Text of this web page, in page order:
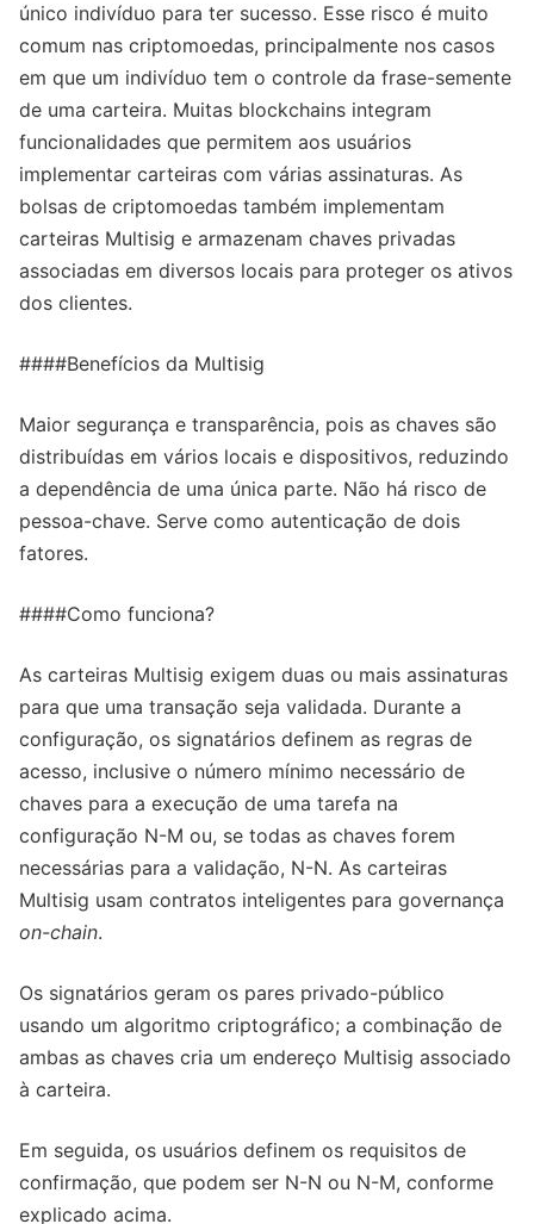
único indivíduo para ter sucesso. Esse risco é muito
comum nas criptomoedas, principalmente nos casos
em que um indivíduo tem o controle da frase-semente
de uma carteira. Muitas blockchains integram
funcionalidades que permitem aos usuários
implementar carteiras com várias assinaturas. As
bolsas de criptomoedas também implementam
carteiras Multisig e armazenam chaves privadas
associadas em diversos locais para proteger os ativos
dos clientes.
####Benefícios da Multisig
Maior segurança e transparência, pois as chaves são
distribuídas em vários locais e dispositivos, reduzindo
a dependência de uma única parte. Não há risco de
pessoa-chave. Serve como autenticação de dois
fatores.
####Como funciona?
As carteiras Multisig exigem duas ou mais assinaturas
para que uma transação seja validada. Durante a
configuração, os signatários definem as regras de
acesso, inclusive o número mínimo necessário de
chaves para a execução de uma tarefa na
configuração N-M ou, se todas as chaves forem
necessárias para a validação, N-N. As carteiras
Multisig usam contratos inteligentes para governança
on-chain.
Os signatários geram os pares privado-público
usando um algoritmo criptográfico; a combinação de
ambas as chaves cria um endereço Multisig associado
à carteira.
Em seguida, os usuários definem os requisitos de
confirmação, que podem ser N-N ou N-M, conforme
explicado acima.